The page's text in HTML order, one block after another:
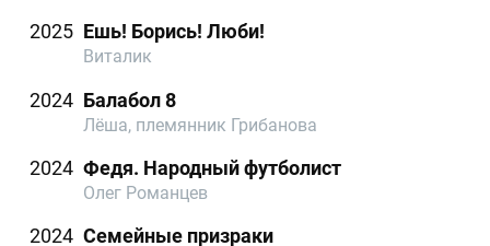
2025 Ешь! Борись! Люби!
Виталик
2024 Балабол 8
Лёша, племянник Грибанова
2024 Федя. Народный футболист
Олег Романцев
2024 Семейные призраки